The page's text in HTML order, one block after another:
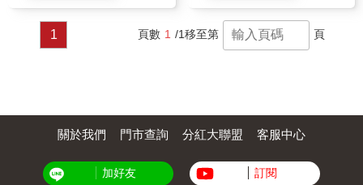
1 頁數 1 /1移至第 頁
關於我們 門市查詢 分紅大聯盟 客服中心
加好友 訂閱